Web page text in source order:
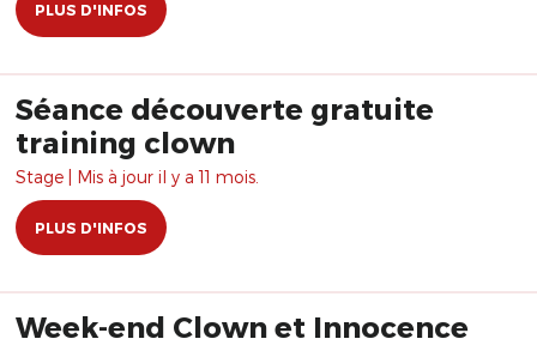
PLUS D'INFOS
Séance découverte gratuite
training clown
Stage | Mis à jour il y a 11 mois.
PLUS D'INFOS
Week-end Clown et Innocence